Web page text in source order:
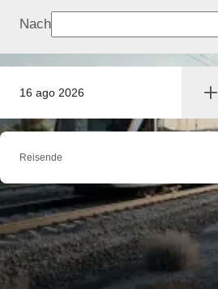
16 ago 2026
Nach
Reisende